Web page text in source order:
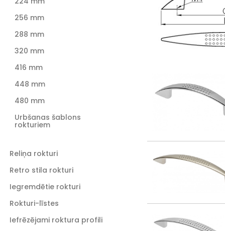
256 mm
288 mm
320 mm
416 mm
448 mm
480 mm
Urbšanas šablons
rokturiem
Reliņa rokturi
Retro stila rokturi
Iegremdētie rokturi
Rokturi-līstes
Iefrēzējami roktura profili